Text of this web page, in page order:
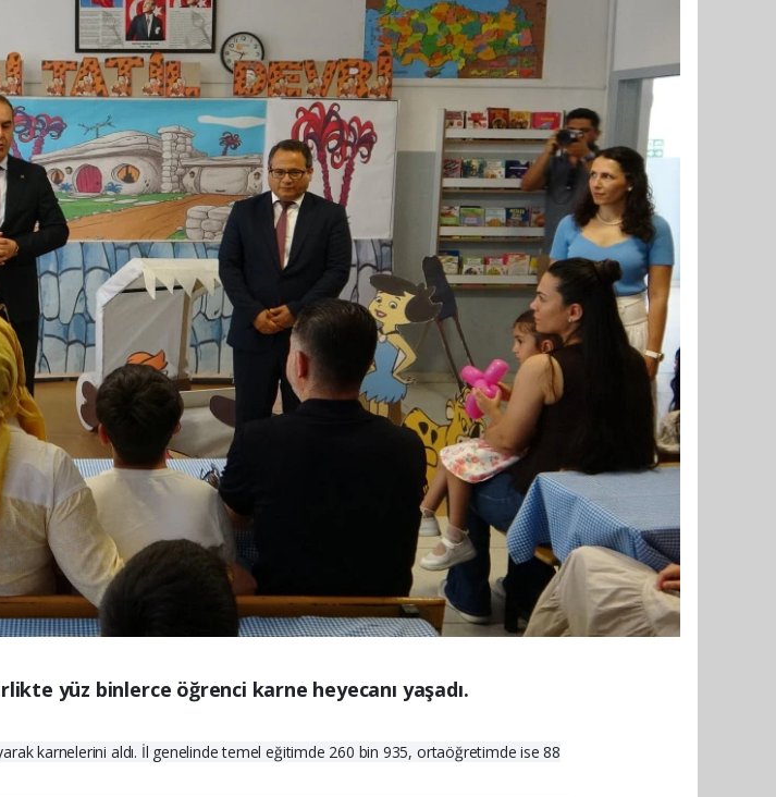
yüz binlerce öğrenci karne heyecanı yaşadı.
karnelerini aldı. İl genelinde temel eğitimde 260 bin 935, ortaöğretimde ise 88